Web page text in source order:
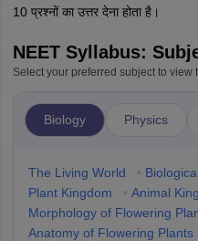
10 प्रश्नों का उत्तर देना होता है।
NEET Syllabus:
Select your preferred subject to view
Biology Physics
The Living World •
Plant Kingdom
• Animal
Morphology of Flowering
Anatomy of Flowering Plants